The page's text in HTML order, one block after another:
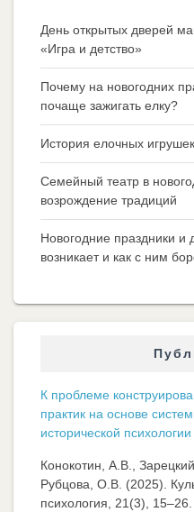
День открытых дверей
«Игра и детство»
Почему на новогодних
почаще зажигать елку?
История елочных
Семейный театр в
возрождение традиций
Новогодние праздники и
возникает и как с ним
К проблеме
практик на основе
исторической психологии
Конокотин, А.В.,
Рубцова, О.В. (2025).
психология, 21(3), 15–26.